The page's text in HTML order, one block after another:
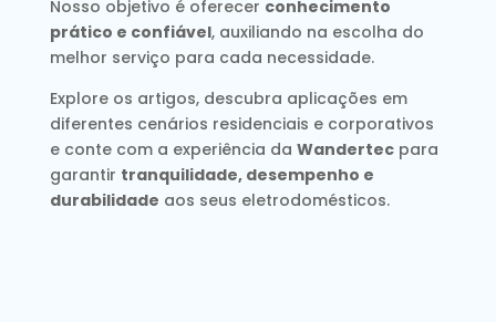
Nosso objetivo é oferecer conhecimento
prático e confiável, auxiliando na escolha do
melhor serviço para cada necessidade.
Explore os artigos, descubra aplicações em
diferentes cenários residenciais e corporativos
e conte com a experiência da Wandertecpara
garantir tranquilidade, desempenho e
durabilidade aos seus eletrodomésticos.